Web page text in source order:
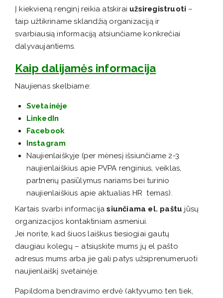
Į kiekvieną renginį reikia atskirai užsiregistruoti –
taip užtikriname sklandžią organizaciją ir
svarbiausią informaciją atsiunčiame konkrečiai
dalyvaujantiems.
Kaip dalijamės informacija
Naujienas skelbiame:
Svetainėje
LinkedIn
Facebook
Instagram
Naujienlaiškyje (per mėnesį išsiunčiame 2-3
naujienlaiškius apie PVPA renginius, veiklas,
partnerių pasiūlymus nariams bei turinio
naujienlaiškius apie aktualias HR temas).
Kartais svarbi informacijasiunčiama el. paštu jūsų
organizacijos kontaktiniam asmeniui.
Jei norite, kad šiuos laiškus tiesiogiai gautų
daugiau kolegų – atsiųskite mums jų el pašto
adresus mums arba jie gali patys užsiprenumeruoti
naujienlaiškį svetainėje.
Papildoma bendravimo erdvė (aktyvumo ten tiek,